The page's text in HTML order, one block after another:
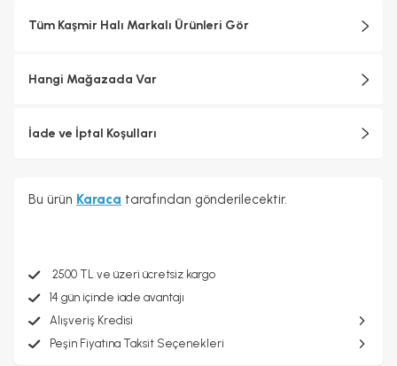
Tüm Kaşmir Halı Markalı Ürünleri Gör
Hangi Mağazada Var
İade ve İptal Koşulları
Bu ürün Karaca tarafından gönderilecektir.
2500 TL ve üzeri ücretsiz kargo
14 gün içinde iade avantajı
Alışveriş Kredisi
Peşin Fiyatına Taksit Seçenekleri